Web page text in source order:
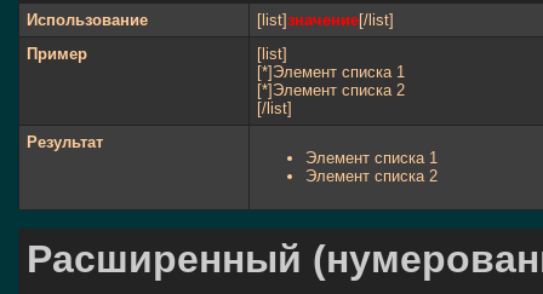
Использование [list]значение[/list]
Пример
[list]
[*]Элемент списка 1
[*]Элемент списка 2
[/list]
Результат
Элемент списка 1
Элемент списка 2
Расширенный